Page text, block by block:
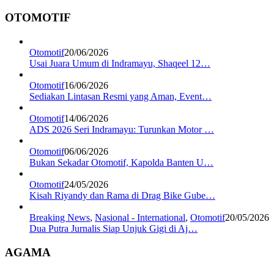
OTOMOTIF
Otomotif20/06/2026
Usai Juara Umum di Indramayu, Shaqeel 12…
Otomotif16/06/2026
Sediakan Lintasan Resmi yang Aman, Event…
Otomotif14/06/2026
ADS 2026 Seri Indramayu: Turunkan Motor …
Otomotif06/06/2026
Bukan Sekadar Otomotif, Kapolda Banten U…
Otomotif24/05/2026
Kisah Riyandy dan Rama di Drag Bike Gube…
Breaking News, Nasional - International, Otomotif20/05/2026
Dua Putra Jurnalis Siap Unjuk Gigi di Aj…
AGAMA